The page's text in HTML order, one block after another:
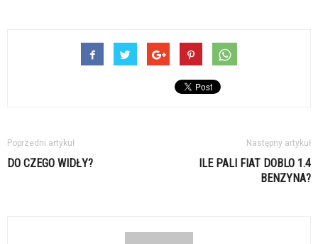
Poprzedni artykuł
DO CZEGO WIDŁY?
Następny artykuł
ILE PALI FIAT DOBLO 1.4
BENZYNA?